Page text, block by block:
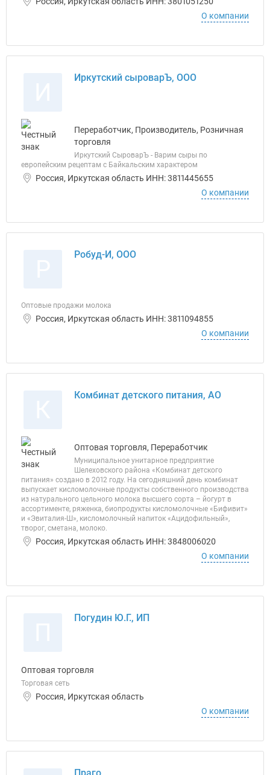
О компании
Иркутский сыроварЪ, ООО
Переработчик, Производитель, Розничная
торговля
Иркутский СыроварЪ - Варим сыры по
европейским рецептам с Байкальским характером
Россия, Иркутская область ИНН: 3811445655
О компании
Робуд-И, ООО
Оптовые продажи молока
Россия, Иркутская область ИНН: 3811094855
О компании
Комбинат детского питания, АО
Оптовая торговля, Переработчик
Муниципальное унитарное предприятие
Шелеховского района «Комбинат детского
питания» создано в 2012 году. На сегодняшний день комбинат
выпускает кисломолочные продукты собственного производства
из натурального цельного молока высшего сорта – йогурт в
ассортименте, ряженка, биопродукты кисломолочные «Бифивит»
и «Эвиталия-Ш», кисломолочный напиток «Ацидофильный»,
творог, сметана, молоко.
Россия, Иркутская область ИНН: 3848006020
О компании
Погудин Ю.Г., ИП
Оптовая торговля
Торговая сеть
Россия, Иркутская область
О компании